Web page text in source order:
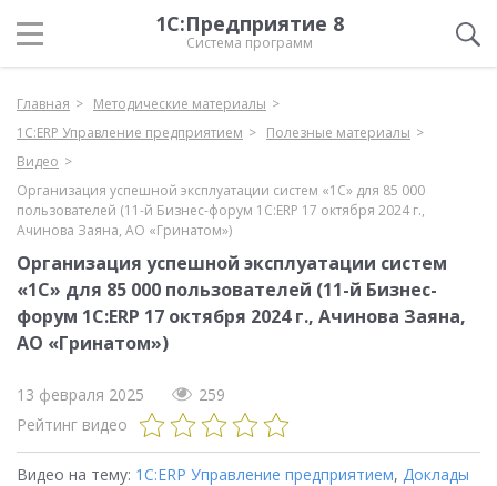
1С:Предприятие 8
Система программ
Главная
Методические материалы
1С:ERP Управление предприятием
Полезные материалы
Видео
Организация успешной эксплуатации систем «1С» для 85 000
пользователей (11-й Бизнес-форум 1С:ERP 17 октября 2024 г.,
Ачинова Заяна, АО «Гринатом»)
Организация успешной эксплуатации систем
«1С» для 85 000 пользователей (11-й Бизнес-
форум 1С:ERP 17 октября 2024 г., Ачинова Заяна,
АО «Гринатом»)
13 февраля 2025
259
Рейтинг видео
Видео на тему: 1С:ERP Управление предприятием, Доклады